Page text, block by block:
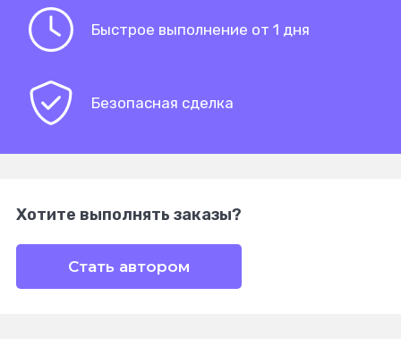
Быстрое выполнение от 1 дня
Безопасная сделка
Хотите выполнять заказы?
Стать автором